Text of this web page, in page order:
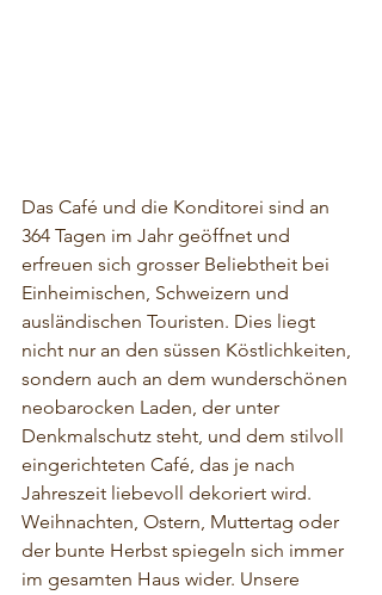
Das Café und die Konditorei sind an
364 Tagen im Jahr geöffnet und
erfreuen sich grosser Beliebtheit bei
Einheimischen, Schweizern und
ausländischen Touristen. Dies liegt
nicht nur an den süssen Köstlichkeiten,
sondern auch an dem wunderschönen
neobarocken Laden, der unter
Denkmalschutz steht, und dem stilvoll
eingerichteten Café, das je nach
Jahreszeit liebevoll dekoriert wird.
Weihnachten, Ostern, Muttertag oder
der bunte Herbst spiegeln sich immer
im gesamten Haus wider. Unsere